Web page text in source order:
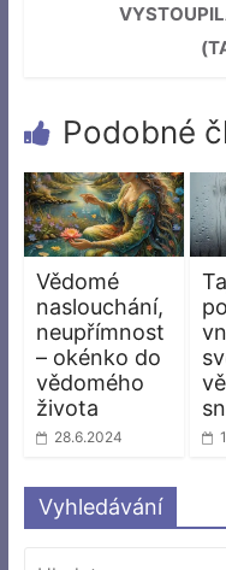
Podobné
Vědomé
naslouchání,
neupřímnost
– okénko do
vědomého
života
28.6.2024
Vyhledávání